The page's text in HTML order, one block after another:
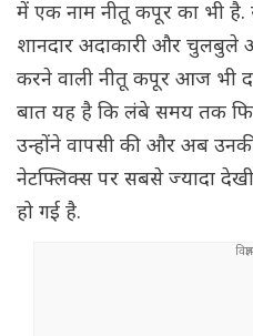
में एक नाम नीतू कपूर का भी
शानदार अदाकारी और चुलबुले
करने वाली नीतू कपूर आज भी
बात यह है कि लंबे समय तक
उन्होंने वापसी की और अब
नेटफ्लिक्स पर सबसे ज्यादा
हो गई है.